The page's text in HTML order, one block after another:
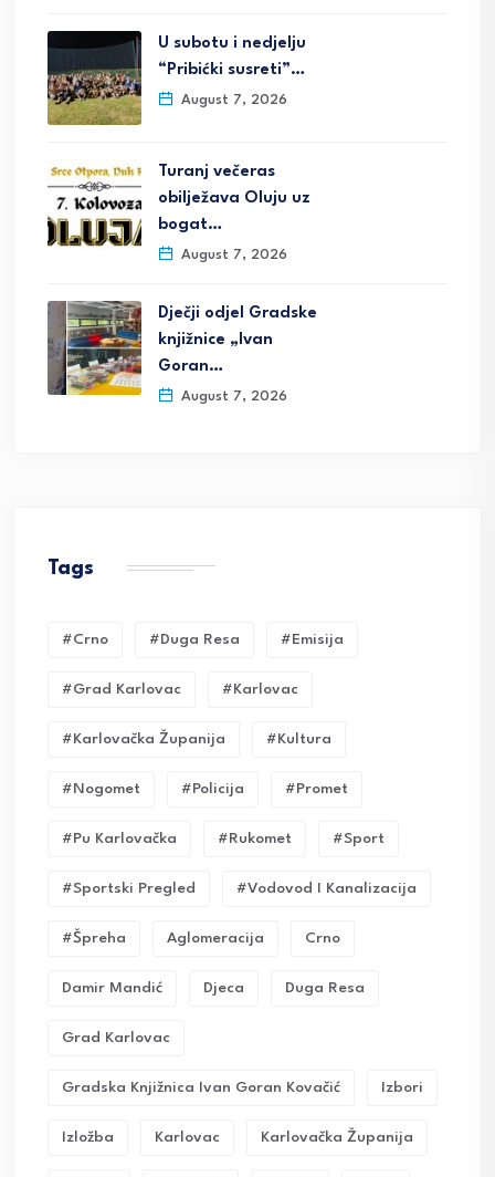
U subotu i nedjelju
“Pribićki susreti”…
August 7, 2026
Turanj večeras
obilježava Oluju uz
bogat…
August 7, 2026
Dječji odjel Gradske
knjižnice „Ivan
Goran…
August 7, 2026
Tags
#crno #duga Resa #emisija
#grad Karlovac #karlovac
#karlovačka Županija #kultura
#nogomet #policija #promet
#pu Karlovačka #rukomet #sport
#sportski Pregled #vodovod I Kanalizacija
#Špreha Aglomeracija Crno
Damir Mandić Djeca Duga Resa
Grad Karlovac
Gradska Knjižnica Ivan Goran Kovačić Izbori
Izložba Karlovac Karlovačka Županija